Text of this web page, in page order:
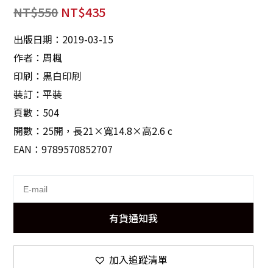
NT$550 NT$435
出版日期：2019-03-15
作者：周楓
印刷：黑白印刷
裝訂：平裝
頁數：504
開數：25開，長21×寬14.8×高2.6 c
EAN：9789570852707
有貨通知我
加入追蹤清單